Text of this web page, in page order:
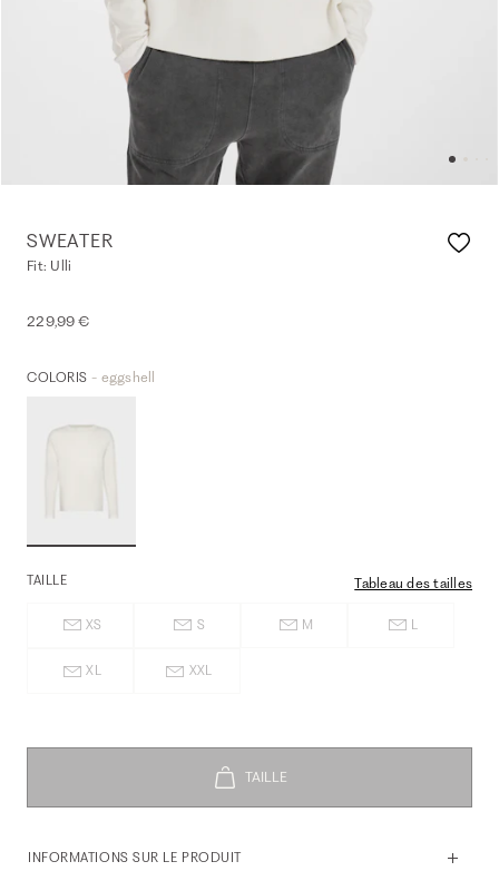
SWEATER
Fit: Ulli
229,99 €
COLORIS - eggshell
TAILLE Tableau des tailles
XS S M L
XL XXL
INFORMATIONS SUR LE PRODUIT